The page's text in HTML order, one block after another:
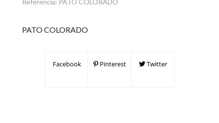
Referencia: PATO COLORADO
PATO COLORADO
Facebook Pinterest Twitter